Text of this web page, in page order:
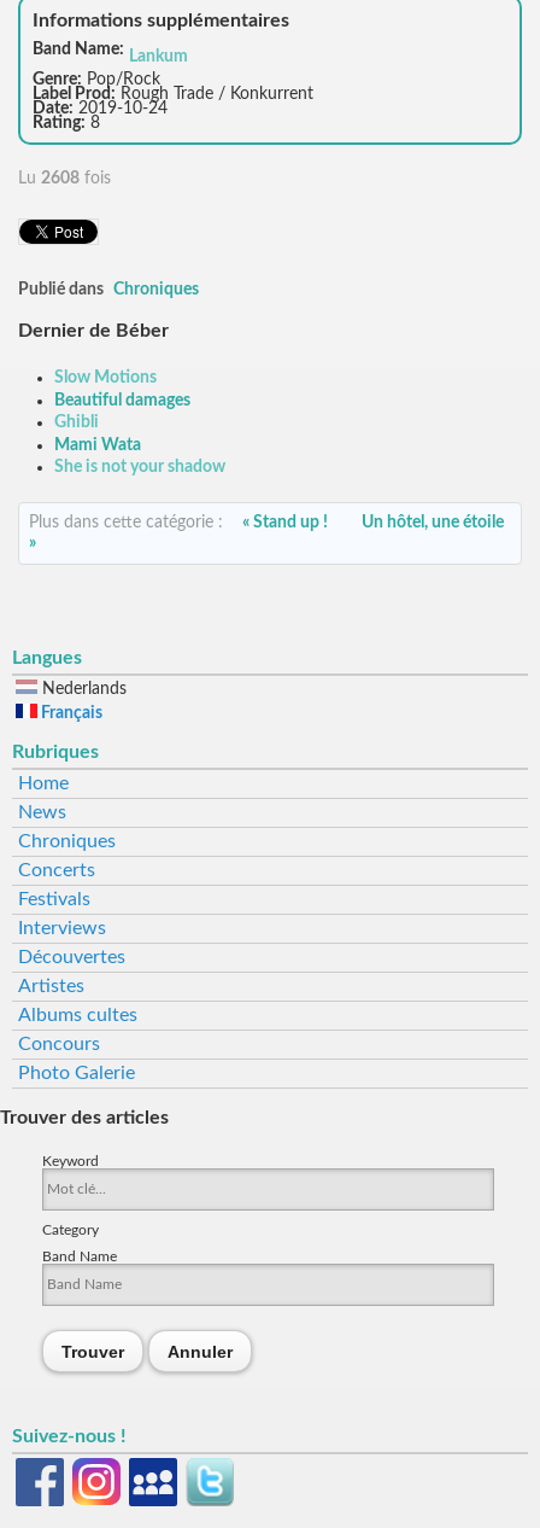
Informations supplémentaires
Band Name: Lankum
Genre: Pop/Rock
Label Prod: Rough Trade / Konkurrent
Date: 2019-10-24
Rating: 8
Lu 2608 fois
Publié dans Chroniques
Dernier de Béber
Slow Motions
Beautiful damages
Ghibli
Mami Wata
She is not your shadow
Plus dans cette catégorie : « Stand up !
Un hôtel, une étoile
»
Langues
Nederlands
Français
Rubriques
Home
News
Chroniques
Concerts
Festivals
Interviews
Découvertes
Artistes
Albums cultes
Concours
Photo Galerie
Trouver des articles
Keyword
Category
Band Name
Trouver Annuler
Suivez-nous !